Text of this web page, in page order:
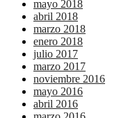
mayo 2018
abril 2018
marzo 2018
enero 2018
julio 2017
marzo 2017
noviembre 2016
mayo 2016
abril 2016